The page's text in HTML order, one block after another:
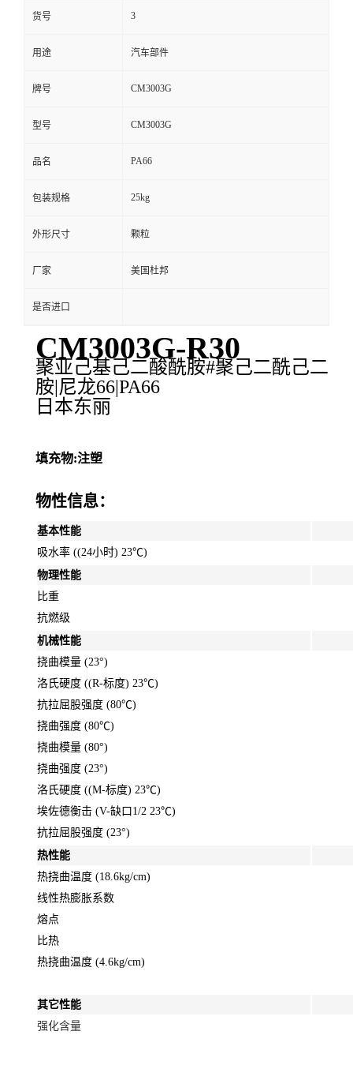
货号 3
用途 汽车部件
牌号 CM3003G
型号 CM3003G
品名 PA66
包装规格 25kg
外形尺寸 颗粒
厂家 美国杜邦
是否进口
CM3003G-R30
聚亚己基己二酸酰胺#聚己二酰己二
胺|尼龙66|PA66
日本东丽
填充物:注塑
物性信息：
基本性能
吸水率 ((24小时) 23℃)
物理性能
比重
抗燃级
机械性能
挠曲模量 (23°)
洛氏硬度 ((R-标度) 23℃)
抗拉屈股强度 (80℃)
挠曲强度 (80℃)
挠曲模量 (80°)
挠曲强度 (23°)
洛氏硬度 ((M-标度) 23℃)
埃佐德衡击 (V-缺口1/2 23℃)
抗拉屈股强度 (23°)
热性能
热挠曲温度 (18.6kg/cm)
线性热膨胀系数
熔点
比热
热挠曲温度 (4.6kg/cm)
其它性能
强化含量